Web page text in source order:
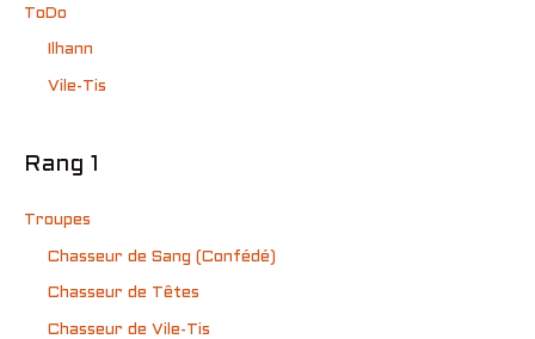
ToDo
Ilhann
Vile-Tis
Rang 1
Troupes
Chasseur de Sang (Confédé)
Chasseur de Têtes
Chasseur de Vile-Tis